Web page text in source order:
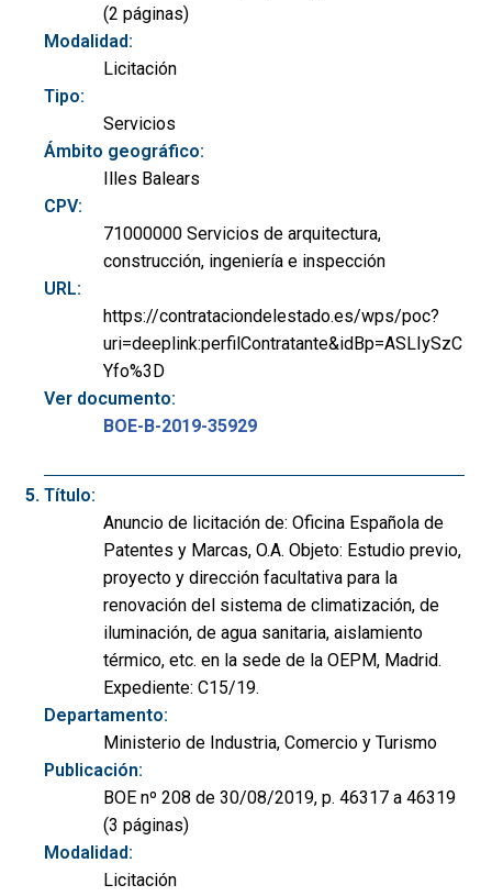
(2 páginas)
Modalidad:
Licitación
Tipo:
Servicios
Ámbito geográfico:
Illes Balears
CPV:
71000000 Servicios de arquitectura,
construcción, ingeniería e inspección
URL:
https://contrataciondelestado.es/wps/poc?
uri=deeplink:perfilContratante&idBp=ASLIySzC
Yfo%3D
Ver documento:
BOE-B-2019-35929
Título:
Anuncio de licitación de: Oficina Española de
Patentes y Marcas, O.A. Objeto: Estudio previo,
proyecto y dirección facultativa para la
renovación del sistema de climatización, de
iluminación, de agua sanitaria, aislamiento
térmico, etc. en la sede de la OEPM, Madrid.
Expediente: C15/19.
Departamento:
Ministerio de Industria, Comercio y Turismo
Publicación:
BOE nº 208 de 30/08/2019, p. 46317 a 46319
(3 páginas)
Modalidad:
Licitación